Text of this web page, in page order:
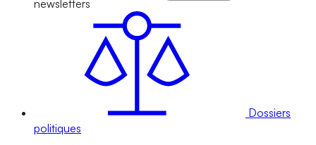
newsletters
Dossiers
politiques